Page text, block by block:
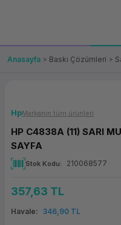
(Firewall)
Makinesi
Çözümleri
Bağlantı
Yedekleme
Ürünler
Paketi
Anasayfa Baskı Çözümleri
HpMarkanın tüm ürünleri
HP C4838A (11) SARI
SAYFA
Stok Kodu 210068577
357,63 TL
Havale
346,90 TL